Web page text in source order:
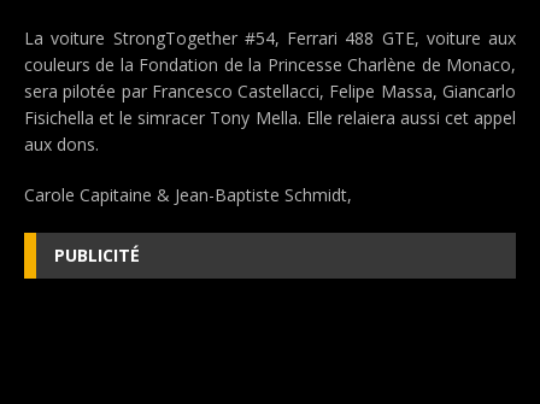
La voiture StrongTogether #54, Ferrari 488 GTE, voiture aux
couleurs de la Fondation de la Princesse Charlène de Monaco,
sera pilotée par Francesco Castellacci, Felipe Massa, Giancarlo
Fisichella et le simracer Tony Mella. Elle relaiera aussi cet appel
aux dons.
Carole Capitaine & Jean-Baptiste Schmidt,
PUBLICITÉ